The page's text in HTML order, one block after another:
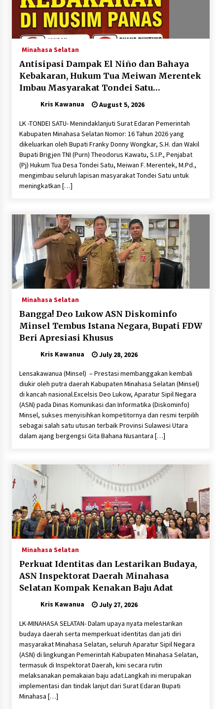
Pemerintah Klaim Mulai Pulihkan PDN
July 15, 2024
Safari Ramadan Membasuh Luka Palestina
April 7, 2024
February 11, 2024
AS Hentikan Sementara Pengiriman Bom ke
Israel
May 11, 2024
Francisco
August 18, 2023
Atiek CB Blak-Blakan Soal Perjuangan Hidup di
Amerika dan Masalah Kejiwaan
March 12, 2024
Trump Terkait Kendaraan Listrik
July 24, 2024
Soal DCT Tak Penuhi 30 Persen Perempuan,
Administrasi Pemilu
Detektif Asal Solo di Kota New York
January 31, 2024
Kebijakan AS terhadap Gaza Semakin Dekatkan
Indonesia dengan Tiongkok
Minahasa Selatan
Antisipasi Dampak El Niño dan Bahaya
Kebakaran, Hukum Tua Meiwan Merentek
Imbau Masyarakat Tondei Satu
Tingkatkan Kewaspadaan
Kris Kawanua August 5, 2026
LK -TONDEI SATU- Menindaklanjuti Surat Edaran Pemerintah
Kabupaten Minahasa Selatan Nomor: 16 Tahun 2026 yang
dikeluarkan oleh Bupati Franky Donny Wongkar, S.H. dan Wakil
Bupati Brigjen TNI (Purn) Theodorus Kawatu, S.I.P., Penjabat
(Pj) Hukum Tua Desa Tondei Satu, Meiwan F. Merentek, M.Pd.,
mengimbau seluruh lapisan masyarakat Tondei Satu untuk
meningkatkan […]
Minahasa Selatan
Bangga! Deo Lukow ASN Diskominfo
Minsel Tembus Istana Negara, Bupati FDW
Beri Apresiasi Khusus‎
Kris Kawanua July 28, 2026
‎‎​Lensakawanua (Minsel) – Prestasi membanggakan kembali
diukir oleh putra daerah Kabupaten Minahasa Selatan (Minsel)
di kancah nasional.‎‎Excelsis Deo Lukow, Aparatur Sipil Negara
(ASN) pada Dinas Komunikasi dan Informatika (Diskominfo)
Minsel, sukses menyisihkan kompetitornya dan resmi terpilih
sebagai salah satu utusan terbaik Provinsi Sulawesi Utara
dalam ajang bergengsi Gita Bahana Nusantara […]
Minahasa Selatan
Perkuat Identitas dan Lestarikan Budaya,
ASN Inspektorat Daerah Minahasa
Selatan Kompak Kenakan Baju Adat
Kris Kawanua July 27, 2026
‎‎LK-​MINAHASA SELATAN- Dalam upaya nyata melestarikan
budaya daerah serta memperkuat identitas dan jati diri
masyarakat Minahasa Selatan, seluruh Aparatur Sipil Negara
(ASN) di lingkungan Pemerintah Kabupaten Minahasa Selatan,
termasuk di Inspektorat Daerah, kini secara rutin
melaksanakan pemakaian baju adat.‎‎​Langkah ini merupakan
implementasi dan tindak lanjut dari Surat Edaran Bupati
Minahasa […]